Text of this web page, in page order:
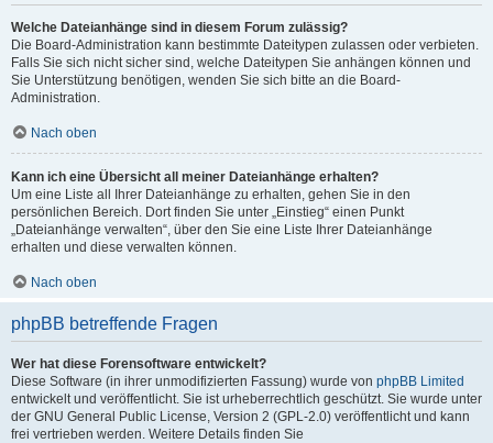
Welche Dateianhänge sind in diesem Forum zulässig?
Die Board-Administration kann bestimmte Dateitypen zulassen oder verbieten.
Falls Sie sich nicht sicher sind, welche Dateitypen Sie anhängen können und
Sie Unterstützung benötigen, wenden Sie sich bitte an die Board-
Administration.
Nach oben
Kann ich eine Übersicht all meiner Dateianhänge erhalten?
Um eine Liste all Ihrer Dateianhänge zu erhalten, gehen Sie in den
persönlichen Bereich. Dort finden Sie unter „Einstieg“ einen Punkt
„Dateianhänge verwalten“, über den Sie eine Liste Ihrer Dateianhänge
erhalten und diese verwalten können.
Nach oben
phpBB betreffende Fragen
Wer hat diese Forensoftware entwickelt?
Diese Software (in ihrer unmodifizierten Fassung) wurde von phpBB Limited
entwickelt und veröffentlicht. Sie ist urheberrechtlich geschützt. Sie wurde unter
der GNU General Public License, Version 2 (GPL-2.0) veröffentlicht und kann
frei vertrieben werden. Weitere Details finden Sie